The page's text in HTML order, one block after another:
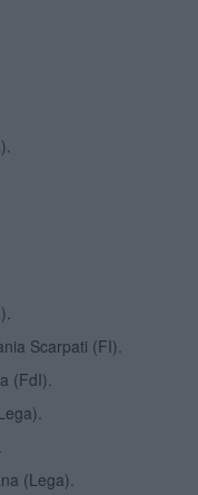
Scarpati (FI).
(FdI).
(Lega).